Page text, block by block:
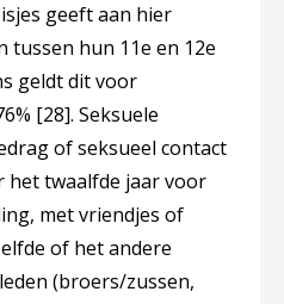
geeft aan hier
tussen hun 11e en 12e
geldt dit voor
[28]. Seksuele
of seksueel contact
het twaalfde jaar voor
met vriendjes of
of het andere
(broers/zussen,